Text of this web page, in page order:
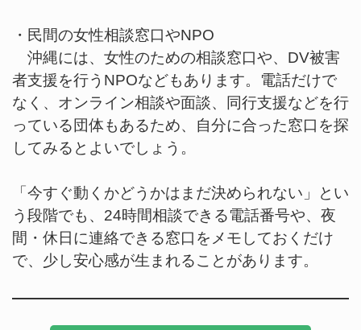
・民間の女性相談窓口やNPO
沖縄には、女性のための相談窓口や、DV被害
者支援を行うNPOなどもあります。電話だけで
なく、オンライン相談や面談、同行支援などを行
っている団体もあるため、自分に合った窓口を探
してみるとよいでしょう。
「今すぐ動くかどうかはまだ決められない」とい
う段階でも、24時間相談できる電話番号や、夜
間・休日に連絡できる窓口をメモしておくだけ
で、少し安心感が生まれることがあります。